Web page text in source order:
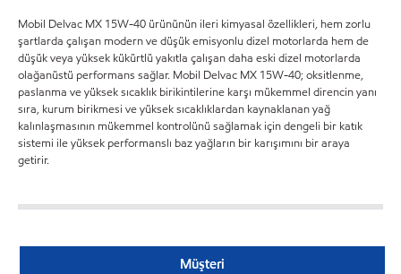
Mobil Delvac MX 15W-40 ürününün ileri kimyasal özellikleri, hem zorlu
şartlarda çalışan modern ve düşük emisyonlu dizel motorlarda hem de
düşük veya yüksek kükürtlü yakıtla çalışan daha eski dizel motorlarda
olağanüstü performans sağlar. Mobil Delvac MX 15W-40; oksitlenme,
paslanma ve yüksek sıcaklık birikintilerine karşı mükemmel direncin yanı
sıra, kurum birikmesi ve yüksek sıcaklıklardan kaynaklanan yağ
kalınlaşmasının mükemmel kontrolünü sağlamak için dengeli bir katık
sistemi ile yüksek performanslı baz yağların bir karışımını bir araya
getirir.
Müşteri